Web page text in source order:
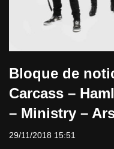
Bloque de
Carcass –
– Ministry –
29/11/2018 15:51